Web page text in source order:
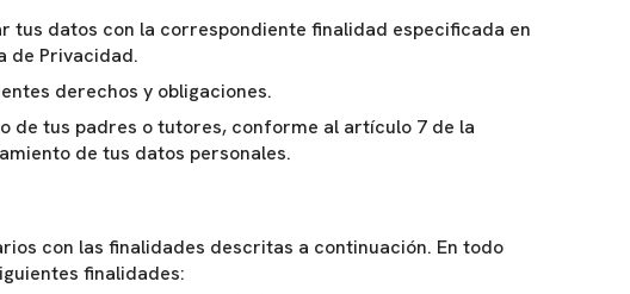
datos con la correspondiente finalidad especificada en
de Privacidad.
derechos y obligaciones.
de tus padres o tutores, conforme al artículo 7 de la
de tus datos personales.
con las finalidades descritas a continuación. En todo
finalidades: